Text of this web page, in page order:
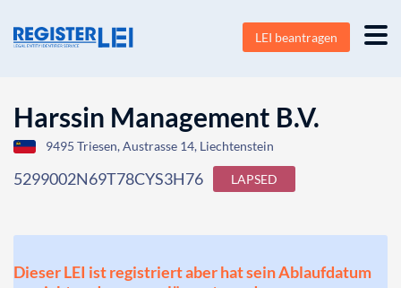
LEI beantragen
Harssin Management B.V.
9495 Triesen, Austrasse 14, Liechtenstein
5299002N69T78CYS3H76 LAPSED
Dieser LEI ist registriert aber hat sein Ablaufdatum